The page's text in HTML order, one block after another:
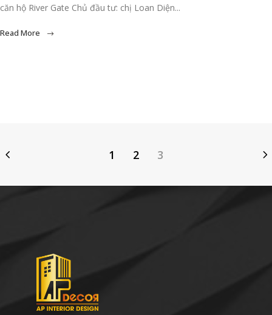
căn hộ River Gate Chủ đầu tư: chị Loan Diện...
Read More
1 2 3